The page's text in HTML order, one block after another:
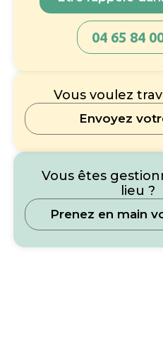
04 65 84
Vous voulez
Envoyez
Vous êtes
lieu ?
Prenez en main